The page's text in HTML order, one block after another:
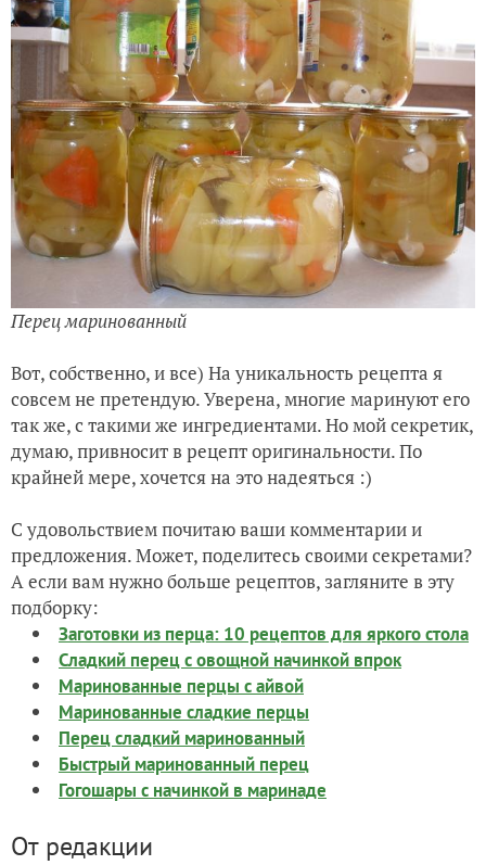
Перец маринованный
Вот, собственно, и все) На уникальность рецепта я
совсем не претендую. Уверена, многие маринуют его
так же, с такими же ингредиентами. Но мой секретик,
думаю, привносит в рецепт оригинальности. По
крайней мере, хочется на это надеяться :)
С удовольствием почитаю ваши комментарии и
предложения. Может, поделитесь своими секретами?
А если вам нужно больше рецептов, загляните в эту
подборку:
Заготовки из перца: 10 рецептов для яркого стола
Сладкий перец с овощной начинкой впрок
Маринованные перцы с айвой
Маринованные сладкие перцы
Перец сладкий маринованный
Быстрый маринованный перец
Гогошары с начинкой в маринаде
От редакции